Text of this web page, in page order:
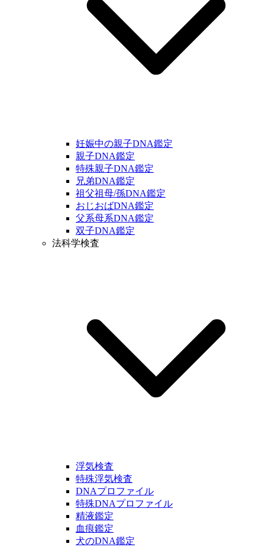
妊娠中の親子DNA鑑定
親子DNA鑑定
特殊親子DNA鑑定
兄弟DNA鑑定
祖父祖母/孫DNA鑑定
おじおばDNA鑑定
父系母系DNA鑑定
双子DNA鑑定
法科学検査
浮気検査
特殊浮気検査
DNAプロファイル
特殊DNAプロファイル
精液鑑定
血痕鑑定
犬のDNA鑑定